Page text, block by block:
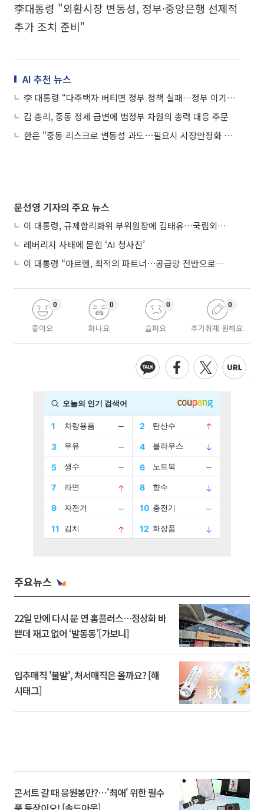
李대통령 "외환시장 변동성, 정부·중앙은행 선제적
추가 조치 준비"
AI 추천 뉴스
李 대통령 “다주택자 버티면 정부 정책 실패…정부 이기는 시장 없어”
김 총리, 중동 정세 급변에 범정부 차원의 총력 대응 주문
한은 "중동 리스크로 변동성 과도⋯필요시 시장안정화 조치 실시"
문선영 기자의 주요 뉴스
이 대통령, 규제합리화위 부위원장에 김태유…국립외교원장 김흥규
레버리지 사태에 묻힌 ‘AI 청사진’
이 대통령 “아르헨, 최적의 파트너⋯공급망 전반으로 확대”
좋아요
0
화나요
0
슬퍼요
0
추가취재 원해요
0
주요뉴스
22일 만에 다시 문 연 홈플러스…정상화 바
쁜데 재고 없어 ‘발동동’[가보니]
입추매직 '불발', 처서매직은 올까요? [해
시태그]
콘서트 갈 때 응원봉만?⋯'최애' 위한 필수